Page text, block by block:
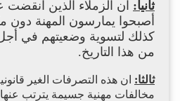
ثانيا: ان الزملاء الذين انقضت
أصبحوا يمارسون المهنة دون
كذلك لتسوية وضعيتهم في
من هذا التاريخ.
ثالثا: ان هذه التصرفات الغير
مخالفات مهنية جسيمة يترتب عنها